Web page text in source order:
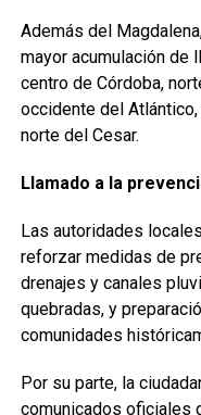
Además del
mayor acumulación de
centro de Córdoba,
occidente del
norte del Cesar.
Llamado a la
Las autoridades
reforzar medidas de
drenajes y canales
quebradas, y
comunidades
Por su parte, la
comunicados oficiales